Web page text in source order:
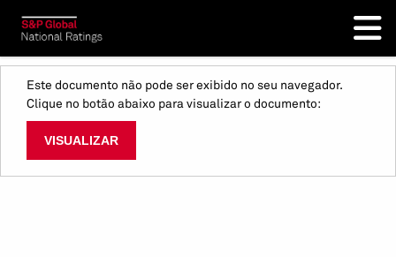
Este documento não pode ser exibido no seu navegador.
Clique no botão abaixo para visualizar o documento:
VISUALIZAR